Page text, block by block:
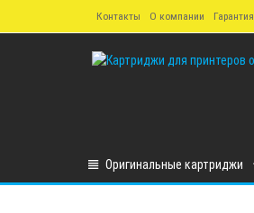
Контакты О компании Гарантия
Оригинальные картриджи